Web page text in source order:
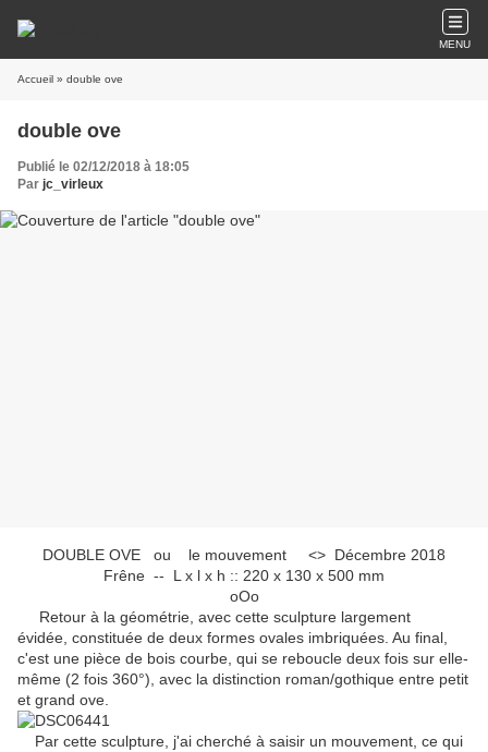
MENU
Accueil » double ove
double ove
Publié le 02/12/2018 à 18:05
Par jc_virleux
DOUBLE OVE ou le mouvement <> Décembre 2018
Frêne -- L x l x h :: 220 x 130 x 500 mm
oOo
Retour à la géométrie, avec cette sculpture largement
évidée, constituée de deux formes ovales imbriquées. Au final,
c'est une pièce de bois courbe, qui se reboucle deux fois sur elle-
même (2 fois 360°), avec la distinction roman/gothique entre petit
et grand ove.
Par cette sculpture, j'ai cherché à saisir un mouvement, ce qui